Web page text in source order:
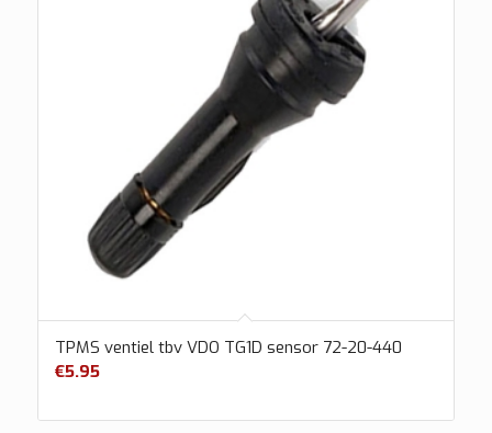
TPMS ventiel tbv VDO TG1D sensor 72-20-440
€5.95